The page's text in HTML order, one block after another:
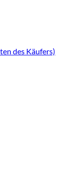
des Käufers)